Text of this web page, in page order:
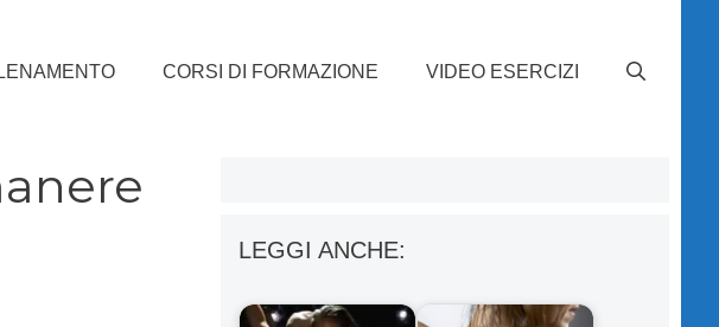
CORSI DI FORMAZIONE VIDEO ESERCIZI
LEGGI ANCHE: